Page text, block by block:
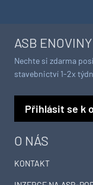
O NÁS
KONTAKT
ASB ENOVINY
Nechte si zdarma
stavebnictví 1-2x
Přihlásit se k